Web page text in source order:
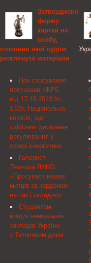
давлением насамого
должника, икак
инструмент выбивания
долгов используют
психологическое
давление натретьих лиц:
Затверджено
форму
картки на
особу,
стосовно якої судом
розглянуто матеріали
кримінального
провадження, та
Інструкцію щодо її
формування
Наказом Державної
судової адміністрації
України від 5 грудня 2013
року № 169
затверджено форму
картки на особу,
стосовно якої судом
розглянуто матеріали
кримінального ...
Про скасування
постанови НКРЕ
від 17.10.2013 №
1329, Національна
комісія, що
здійснює державне
регулювання у
сфері енергетики
Галерист
Леонора ЯНКО:
«Просувати наших
митців за кордоном
не так і складно»
Студентам
вищих навчальних
закладів України —
з Тетяниним днем